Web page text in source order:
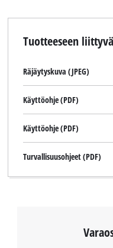
Tuotteeseen
Räjäytyskuva (JPEG)
Käyttöohje (PDF)
Käyttöohje (PDF)
Turvallisuusohjeet (PDF)